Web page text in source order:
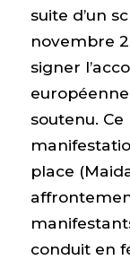
suite d’un
novembre
signer
soutenu.
place
conduit en